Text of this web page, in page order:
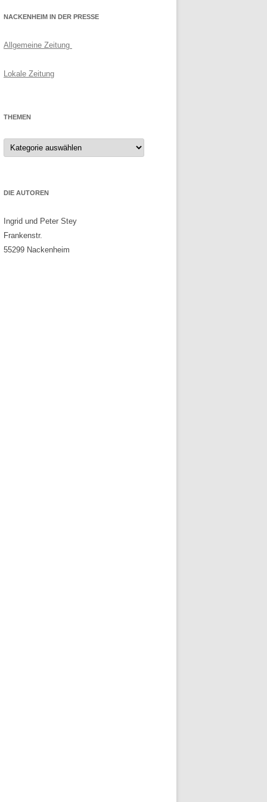
NACKENHEIM IN DER PRESSE
Allgemeine Zeitung
Lokale Zeitung
THEMEN
Themen
DIE AUTOREN
Ingrid und Peter Stey
Frankenstr.
55299 Nackenheim